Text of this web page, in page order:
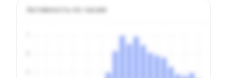
Активность по часам